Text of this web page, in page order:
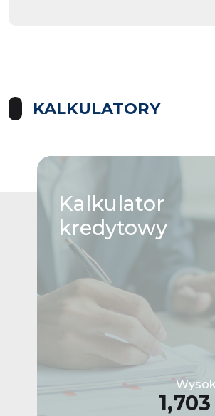
KALKULATORY
Kalkulator
kredytowy